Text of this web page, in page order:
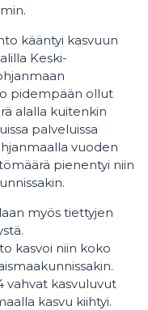
kääntyi kasvuun
Keski-
pidempään ollut
alalla kuitenkin
palveluissa
vuoden
pienentyi niin
myös tiettyjen
kasvoi niin koko
vahvat kasvuluvut
kasvu kiihtyi.